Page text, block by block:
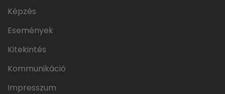
Képzés
Események
Kitekintés
Kommunikáció
Impresszum